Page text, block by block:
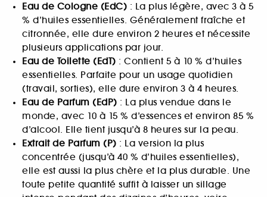
Eau de Cologne (EdC) : La plus légère, avec 3 à 5
% d’huiles essentielles. Généralement fraîche et
citronnée, elle dure environ 2 heures et nécessite
plusieurs applications par jour.
Eau de Toilette (EdT) : Contient 5 à 10 % d’huiles
essentielles. Parfaite pour un usage quotidien
(travail, sorties), elle dure environ 3 à 4 heures.
Eau de Parfum (EdP) : La plus vendue dans le
monde, avec 10 à 15 % d’essences et environ 85 %
d’alcool. Elle tient jusqu’à 8 heures sur la peau.
Extrait de Parfum (P) : La version la plus
concentrée (jusqu’à 40 % d’huiles essentielles),
elle est aussi la plus chère et la plus durable. Une
toute petite quantité suffit à laisser un sillage